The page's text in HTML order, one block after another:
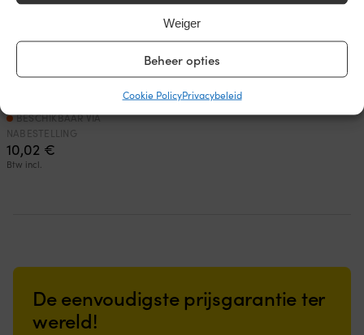
Weiger
Beheer opties
Cookie PolicyPrivacybeleid
Schuurpapier op rol Schuller
Eh’klar, 115 x 4.5 m, P40
10,02 €
Btw incl.
BESCHIKBAAR VIA
NABESTELLING
De eenvoudigste prijsgarantie ter
wereld!